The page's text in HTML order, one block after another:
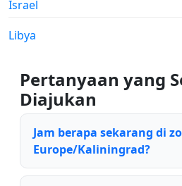
Israel
Libya
Pertanyaan yang
Diajukan
Jam berapa sekarang di
Europe/Kaliningrad?